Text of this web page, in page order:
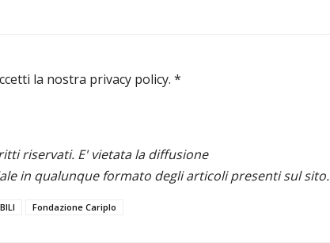
la nostra privacy policy. *
riservati. E' vietata la diffusione
in qualunque formato degli articoli presenti sul sito.
Fondazione Cariplo